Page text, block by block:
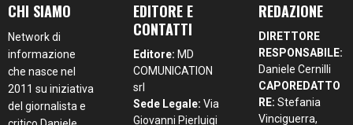
CHI SIAMO
Network di
informazione
che nasce nel
2011 su iniziativa
del giornalista e
EDITORE E
CONTATTI
Editore: MD
COMUNICATION
srl
Sede Legale: Via
Giovanni Pierluigi
REDAZIONE
DIRETTORE
RESPONSABILE:
Daniele Cernilli
CAPOREDATTO
RE: Stefania
Vinciguerra,